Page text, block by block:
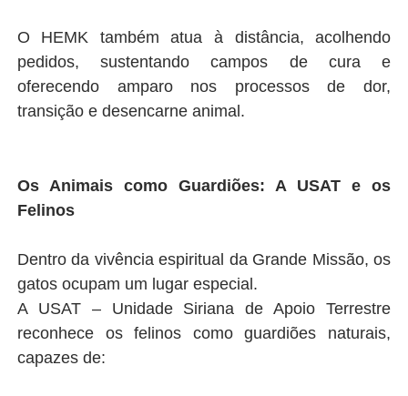
O HEMK também atua à distância, acolhendo
pedidos, sustentando campos de cura e
oferecendo amparo nos processos de dor,
transição e desencarne animal.
Os Animais como Guardiões: A USAT e os
Felinos
Dentro da vivência espiritual da Grande Missão, os
gatos ocupam um lugar especial.
A USAT – Unidade Siriana de Apoio Terrestre
reconhece os felinos como guardiões naturais,
capazes de: